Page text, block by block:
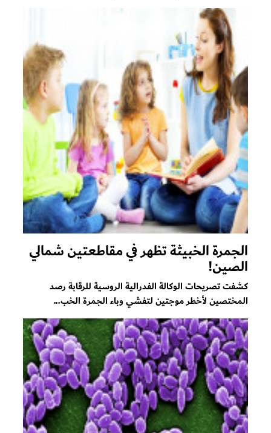
الجمرة الخبيثة تظهر في مقاطعتين شمالي
الصين!
كشفت تصريحات الوكالة الفدرالية الروسية للرقابة رصد
المختصين لأخطر موجتين لتفشي وباء الجمرة الخب...